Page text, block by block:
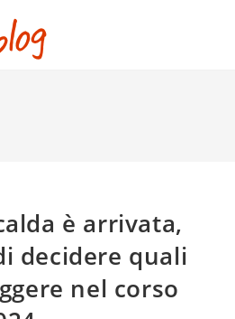
è arrivata,
decidere quali
nel corso